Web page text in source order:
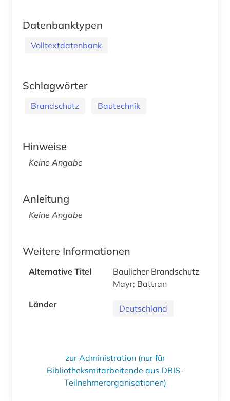
Datenbanktypen
Volltextdatenbank
Schlagwörter
Brandschutz Bautechnik
Hinweise
Keine Angabe
Anleitung
Keine Angabe
Weitere Informationen
Alternative Titel
Baulicher Brandschutz
Mayr; Battran
Länder
Deutschland
zur Administration (nur für
Bibliotheksmitarbeitende aus DBIS-
Teilnehmerorganisationen)